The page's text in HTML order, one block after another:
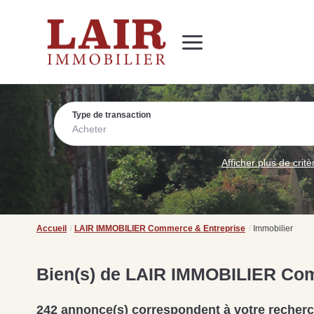
Immobilier
Nous découvrir
Nos services
Contact
Nos actualités
SUIVEZ-NOUS SUR LES RÉSEAUX SOCIAUX
Type de transaction
Acheter
Afficher plus de
Accueil LAIR IMMOBILIER Commerce & Entreprise Immobilier
Bien(s) de LAIR IMMOBILIER
242 annonce(s) correspondent à votre